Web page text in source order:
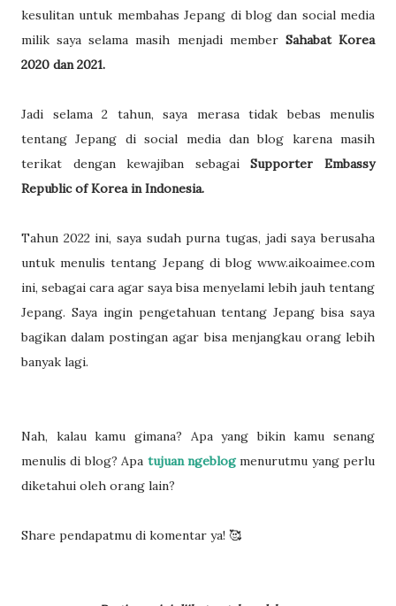
kesulitan untuk membahas Jepang di blog dan social media
milik saya selama masih menjadi member Sahabat Korea
2020 dan 2021.
Jadi selama 2 tahun, saya merasa tidak bebas menulis
tentang Jepang di social media dan blog karena masih
terikat dengan kewajiban sebagaiSupporter Embassy
Republic of Korea in Indonesia.
Tahun 2022 ini, saya sudah purna tugas, jadi saya berusaha
untuk menulis tentang Jepang di blog www.aikoaimee.com
ini, sebagai cara agar saya bisa menyelami lebih jauh tentang
Jepang. Saya ingin pengetahuan tentang Jepang bisa saya
bagikan dalam postingan agar bisa menjangkau orang lebih
banyak lagi.
Nah, kalau kamu gimana? Apa yang bikin kamu senang
menulis di blog? Apa tujuan ngeblogmenurutmu yang perlu
diketahui oleh orang lain?
Share pendapatmu di komentar ya! 🥰